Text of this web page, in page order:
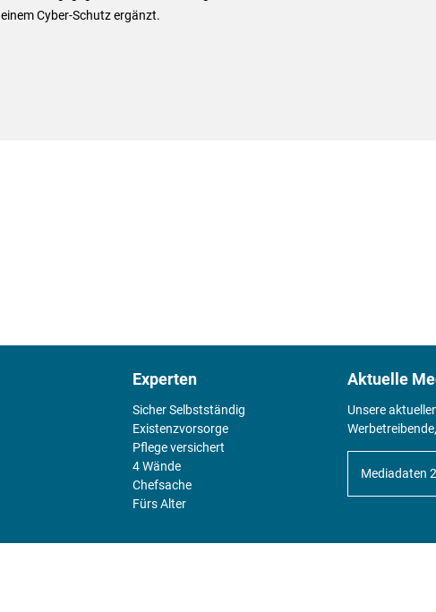
einem Cyber-Schutz ergänzt.
Experten
Sicher Selbstständig
Existenz­vorsorge
Pflege versichert
4 Wände
Chefsache
Fürs Alter
Aktuelle
Unsere
Mediadaten